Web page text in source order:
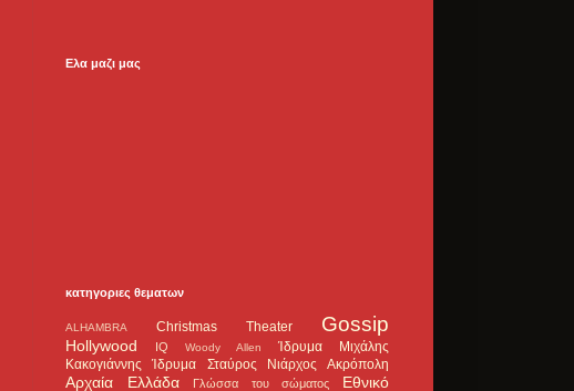
Ελα μαζι μας
κατηγοριες θεματων
ALHAMBRA Christmas Theater Gossip
Hollywood IQ Woody Allen
Ίδρυμα Μιχάλης
Κακογιάννης
Ίδρυμα Σταύρος Νιάρχος Ακρόπολη
Αρχαία Ελλάδα Γλώσσα του σώματος
Εθνικό